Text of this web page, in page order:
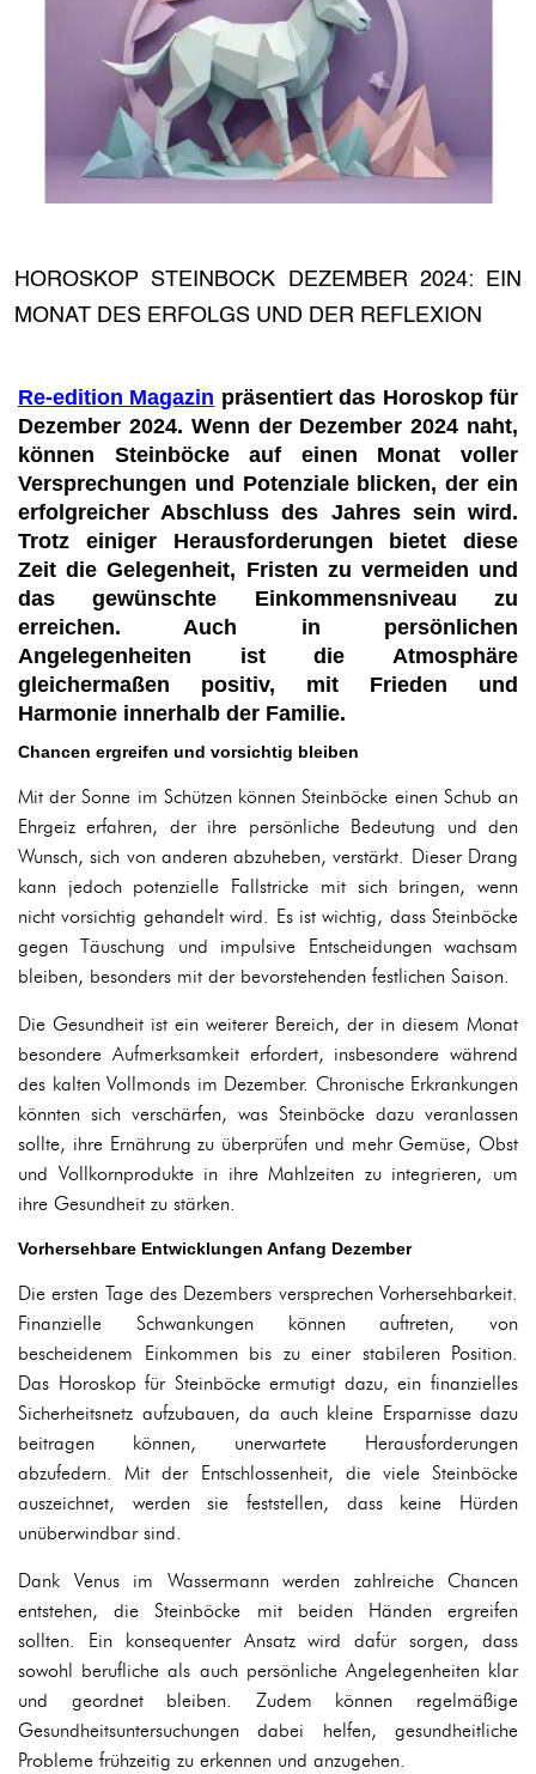
HOROSKOP STEINBOCK DEZEMBER 2024: EIN
MONAT DES ERFOLGS UND DER REFLEXION
Re-edition Magazin präsentiert das Horoskop für
Dezember 2024. Wenn der Dezember 2024 naht,
können Steinböcke auf einen Monat voller
Versprechungen und Potenziale blicken, der ein
erfolgreicher Abschluss des Jahres sein wird.
Trotz einiger Herausforderungen bietet diese
Zeit die Gelegenheit, Fristen zu vermeiden und
das gewünschte Einkommensniveau zu
erreichen. Auch in persönlichen
Angelegenheiten ist die Atmosphäre
gleichermaßen positiv, mit Frieden und
Harmonie innerhalb der Familie.
Chancen ergreifen und vorsichtig bleiben
Mit der Sonne im Schützen können Steinböcke einen Schub an
Ehrgeiz erfahren, der ihre persönliche Bedeutung und den
Wunsch, sich von anderen abzuheben, verstärkt. Dieser Drang
kann jedoch potenzielle Fallstricke mit sich bringen, wenn
nicht vorsichtig gehandelt wird. Es ist wichtig, dass Steinböcke
gegen Täuschung und impulsive Entscheidungen wachsam
bleiben, besonders mit der bevorstehenden festlichen Saison.
Die Gesundheit ist ein weiterer Bereich, der in diesem Monat
besondere Aufmerksamkeit erfordert, insbesondere während
des kalten Vollmonds im Dezember. Chronische Erkrankungen
könnten sich verschärfen, was Steinböcke dazu veranlassen
sollte, ihre Ernährung zu überprüfen und mehr Gemüse, Obst
und Vollkornprodukte in ihre Mahlzeiten zu integrieren, um
ihre Gesundheit zu stärken.
Vorhersehbare Entwicklungen Anfang Dezember
Die ersten Tage des Dezembers versprechen Vorhersehbarkeit.
Finanzielle Schwankungen können auftreten, von
bescheidenem Einkommen bis zu einer stabileren Position.
Das Horoskop für Steinböcke ermutigt dazu, ein finanzielles
Sicherheitsnetz aufzubauen, da auch kleine Ersparnisse dazu
beitragen können, unerwartete Herausforderungen
abzufedern. Mit der Entschlossenheit, die viele Steinböcke
auszeichnet, werden sie feststellen, dass keine Hürden
unüberwindbar sind.
Dank Venus im Wassermann werden zahlreiche Chancen
entstehen, die Steinböcke mit beiden Händen ergreifen
sollten. Ein konsequenter Ansatz wird dafür sorgen, dass
sowohl berufliche als auch persönliche Angelegenheiten klar
und geordnet bleiben. Zudem können regelmäßige
Gesundheitsuntersuchungen dabei helfen, gesundheitliche
Probleme frühzeitig zu erkennen und anzugehen.